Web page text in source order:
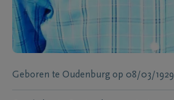
Geboren te Oudenburg op 08/03/1929